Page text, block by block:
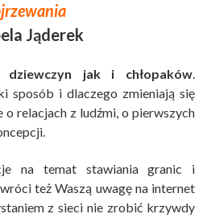
Jąderek
jak i chłopaków.
sposób i dlaczego zmieniają się
o relacjach z ludźmi, o pierwszych
na temat stawiania granic i
też Waszą uwagę na internet
z sieci nie zrobić krzywdy